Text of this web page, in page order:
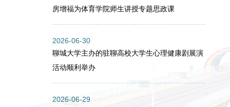
房增福为体育学院师生讲授专题思政课
2026-06-30
聊城大学主办的驻聊高校大学生心理健康剧展演
活动顺利举办
2026-06-29